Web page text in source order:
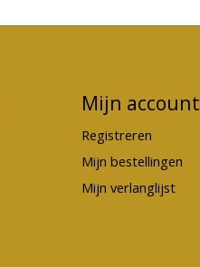
Mijn account
Registreren
Mijn bestellingen
Mijn verlanglijst